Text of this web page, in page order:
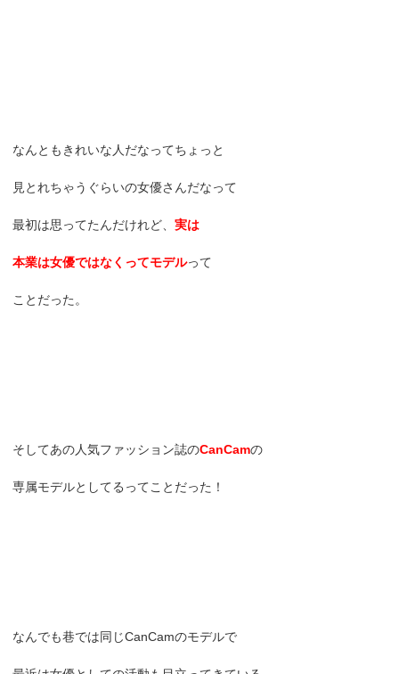
なんともきれいな人だなってちょっと
見とれちゃうぐらいの女優さんだなって
最初は思ってたんだけれど、実は
本業は女優ではなくってモデルって
ことだった。
そしてあの人気ファッション誌のCanCamの
専属モデルとしてるってことだった！
なんでも巷では同じCanCamのモデルで